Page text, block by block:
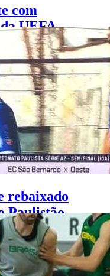
com
UEFA
quarta
rebaixado
Paulistão